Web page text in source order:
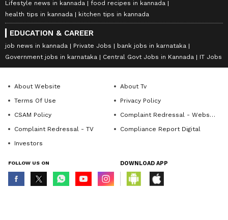
Lifestyle news in kannada
food recipes in kannada
health tips in kannada
kitchen tips in kannada
EDUCATION & CAREER
job news in kannada Private Jobs
bank jobs in karnataka
Government jobs in karnataka
Central Govt Jobs in Kannada IT Jobs
About Website
About Tv
Terms Of Use
Privacy Policy
CSAM Policy
Complaint Redressal - Website
Complaint Redressal - TV
Compliance Report Digital
Investors
FOLLOW US ON DOWNLOAD APP